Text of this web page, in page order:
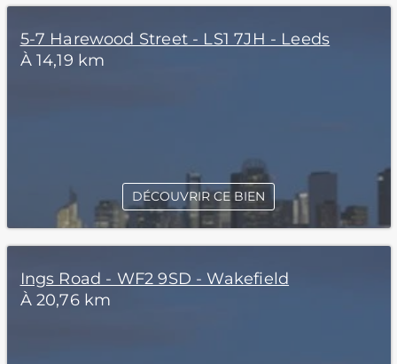
5-7 Harewood Street - LS1 7JH - Leeds
À 14,19 km
DÉCOUVRIR CE BIEN
Ings Road - WF2 9SD - Wakefield
À 20,76 km